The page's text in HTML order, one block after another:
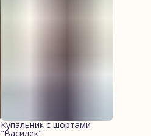
Купальник с шортами
"Василек"